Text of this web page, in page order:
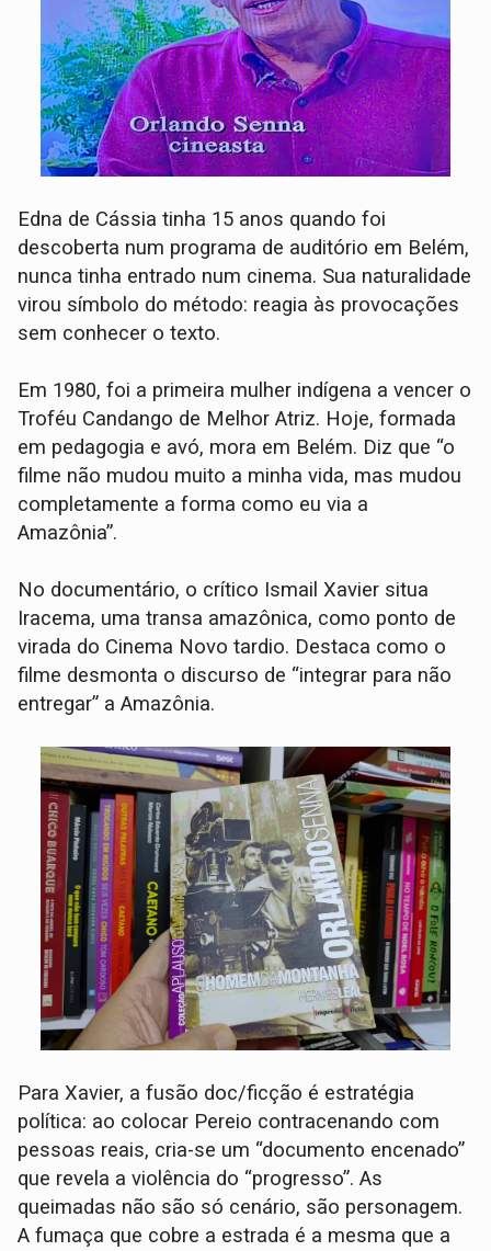
Edna de Cássia tinha 15 anos quando foi
descoberta num programa de auditório em Belém,
nunca tinha entrado num cinema. Sua naturalidade
virou símbolo do método: reagia às provocações
sem conhecer o texto.
Em 1980, foi a primeira mulher indígena a vencer o
Troféu Candango de Melhor Atriz. Hoje, formada
em pedagogia e avó, mora em Belém. Diz que “o
filme não mudou muito a minha vida, mas mudou
completamente a forma como eu via a
Amazônia”.
No documentário, o crítico Ismail Xavier situa
Iracema, uma transa amazônica, como ponto de
virada do Cinema Novo tardio. Destaca como o
filme desmonta o discurso de “integrar para não
entregar” a Amazônia.
Para Xavier, a fusão doc/ficção é estratégia
política: ao colocar Pereio contracenando com
pessoas reais, cria-se um “documento encenado”
que revela a violência do “progresso”. As
queimadas não são só cenário, são personagem.
A fumaça que cobre a estrada é a mesma que a